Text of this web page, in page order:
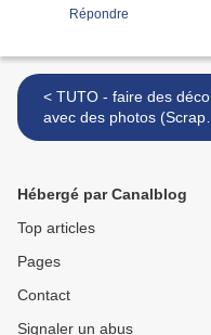
Répondre
< TUTO - faire des déco
avec des photos (Scrap-
déco) pour sapin de
Hébergé par Canalblog
Top articles
Pages
Contact
Signaler un abus